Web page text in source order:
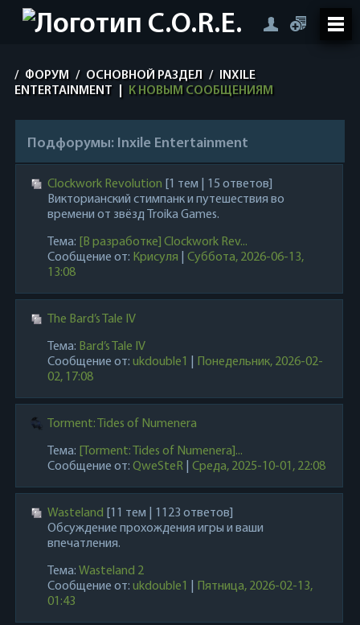
/ ФОРУМ / ОСНОВНОЙ РАЗДЕЛ /
INXILE
ENTERTAINMENT
К НОВЫМ СООБЩЕНИЯМ
Подфорумы: Inxile Entertainment
Clockwork Revolution [1 тем | 15 ответов]
Викторианский стимпанк и путешествия во
времени от звёзд Troika Games.
Тема:
[В разработке] Clockwork Rev...
Сообщение от: Крисуля |Суббота, 2026-06-13,
13:08
The Bard’s Tale IV
Тема: Bard’s Tale IV
Сообщение от:ukdouble1
Понедельник, 2026-02-
02, 17:08
Torment: Tides of Numenera
Тема:
[Torment: Tides of Numenera]...
Сообщение от:QweSteR |Среда, 2025-10-01, 22:08
Wasteland
[11 тем | 1123 ответов]
Обсуждение прохождения игры и ваши
впечатления.
Тема:Wasteland 2
Сообщение от:ukdouble1
Пятница, 2026-02-13,
01:43